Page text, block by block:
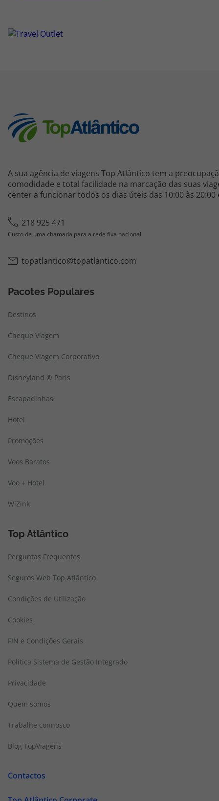
A sua agência de viagens Top Atlântico tem a
comodidade e total facilidade na marcação das suas
center a funcionar todos os dias úteis das 10:00 às 20:00
218 925 471
Custo de uma chamada para a rede fixa nacional
topatlantico@topatlantico.com
Pacotes Populares
Destinos
Cheque Viagem
Cheque Viagem Corporativo
Disneyland ® Paris
Escapadinhas
Hotel
Promoções
Voos Baratos
Voo + Hotel
WiZink
Top Atlântico
Perguntas Frequentes
Seguros Web Top Atlântico
Condições de Utilização
Cookies
FIN e Condições Gerais
Politica Sistema de Gestão Integrado
Privacidade
Quem somos
Trabalhe connosco
Blog TopViagens
Contactos